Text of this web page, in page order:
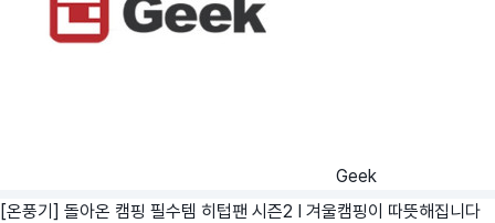
Geek
[온풍기] 돌아온 캠핑 필수템 히텁팬 시즌2 I 겨울캠핑이 따뜻해집니다